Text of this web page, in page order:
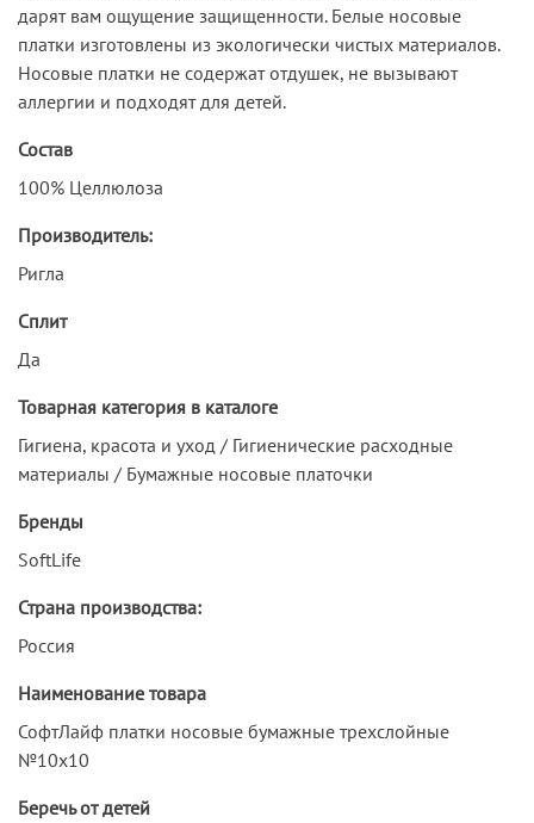
дарят вам ощущение защищенности. Белые носовые
платки изготовлены из экологически чистых материалов.
Носовые платки не содержат отдушек, не вызывают
аллергии и подходят для детей.
Состав
100% Целлюлоза
Производитель:
Ригла
Сплит
Да
Товарная категория в каталоге
Гигиена, красота и уход / Гигиенические расходные
материалы / Бумажные носовые платочки
Бренды
SoftLife
Страна производства:
Россия
Наименование товара
СофтЛайф платки носовые бумажные трехслойные
№10х10
Беречь от детей